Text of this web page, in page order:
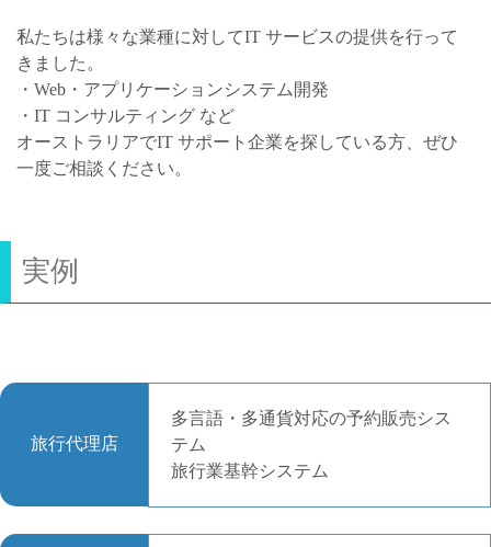
私たちは様々な業種に対してIT サービスの提供を行って
きました。
・Web・アプリケーションシステム開発
・IT コンサルティング など
オーストラリアでIT サポート企業を探している方、ぜひ
一度ご相談ください。
実例
旅行代理店
多言語・多通貨対応の予約販売シス
テム
旅行業基幹システム